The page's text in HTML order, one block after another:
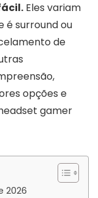
Eles variam
é surround ou
de
opções e
gamer
2026